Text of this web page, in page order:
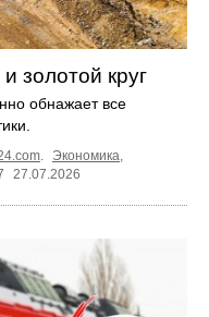
золотой круг
обнажает все
. Экономика,
27.07.2026